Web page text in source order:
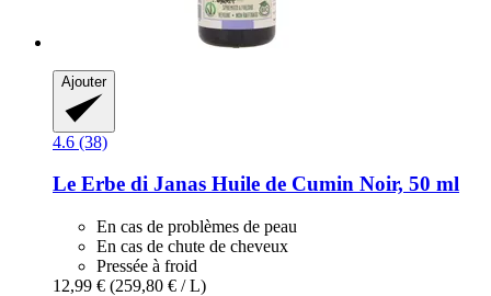
Ajouter
4.6 (38)
Le Erbe di Janas Huile de Cumin Noir, 50 ml
En cas de problèmes de peau
En cas de chute de cheveux
Pressée à froid
12,99 € (259,80 € / L)